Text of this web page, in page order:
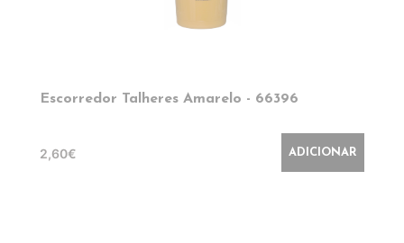
Escorredor Talheres Amarelo - 66396
2,60€ ADICIONAR